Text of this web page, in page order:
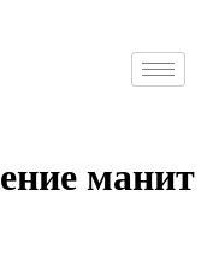
манит